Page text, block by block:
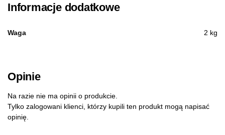
Informacje dodatkowe
Waga 2 kg
Opinie
Na razie nie ma opinii o produkcie.
Tylko zalogowani klienci, którzy kupili ten produkt mogą napisać
opinię.